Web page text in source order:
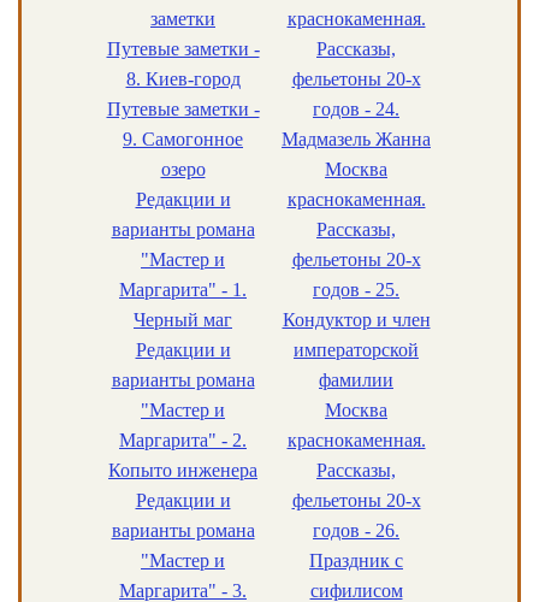
заметки
Путевые заметки -
8. Киев-город
Путевые заметки -
9. Самогонное
озеро
Редакции и
варианты романа
"Мастер и
Маргарита" - 1.
Черный маг
Редакции и
варианты романа
"Мастер и
Маргарита" - 2.
Копыто инженера
Редакции и
варианты романа
"Мастер и
Маргарита" - 3.
краснокаменная.
Рассказы,
фельетоны 20-х
годов - 24.
Мадмазель Жанна
Москва
краснокаменная.
Рассказы,
фельетоны 20-х
годов - 25.
Кондуктор и член
императорской
фамилии
Москва
краснокаменная.
Рассказы,
фельетоны 20-х
годов - 26.
Праздник с
сифилисом